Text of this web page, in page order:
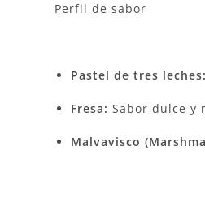
Perfil de sabor
Pastel de tres leches:
Fresa: Sabor dulce y
Malvavisco